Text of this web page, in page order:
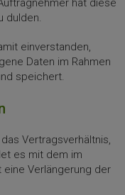
hat diese
dulden.
einverstanden,
Daten im Rahmen
speichert.
Vertragsverhältnis,
es mit dem im
Verlängerung der